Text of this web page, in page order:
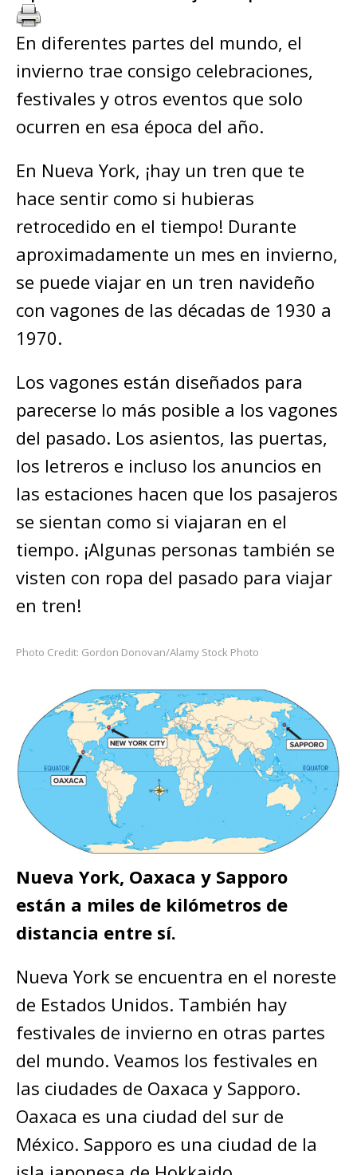
En diferentes partes del mundo, el
invierno trae consigo celebraciones,
festivales y otros eventos que solo
ocurren en esa época del año.
En Nueva York, ¡hay un tren que te
hace sentir como si hubieras
retrocedido en el tiempo! Durante
aproximadamente un mes en invierno,
se puede viajar en un tren navideño
con vagones de las décadas de 1930 a
1970.
Los vagones están diseñados para
parecerse lo más posible a los vagones
del pasado. Los asientos, las puertas,
los letreros e incluso los anuncios en
las estaciones hacen que los pasajeros
se sientan como si viajaran en el
tiempo. ¡Algunas personas también se
visten con ropa del pasado para viajar
en tren!
Photo Credit: Gordon Donovan/Alamy Stock Photo
Nueva York, Oaxaca y Sapporo
están a miles de kilómetros de
distancia entre sí.
Nueva York se encuentra en el noreste
de Estados Unidos. También hay
festivales de invierno en otras partes
del mundo. Veamos los festivales en
las ciudades de Oaxaca y Sapporo.
Oaxaca es una ciudad del sur de
México. Sapporo es una ciudad de la